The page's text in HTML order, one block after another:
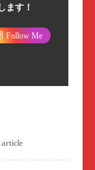
ます！
Follow Me